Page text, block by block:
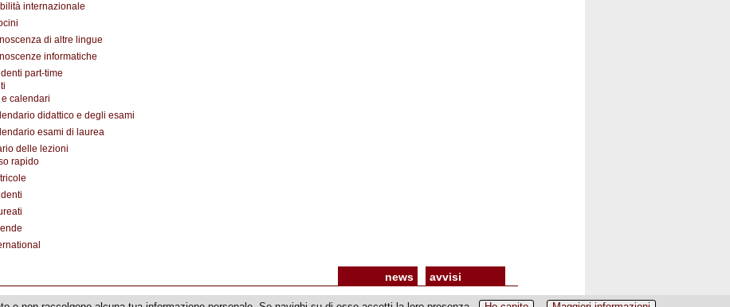
internazionale
di altre lingue
informatiche
part-time
calendari
didattico e degli esami
esami di laurea
delle lezioni
rapido
news avvisi